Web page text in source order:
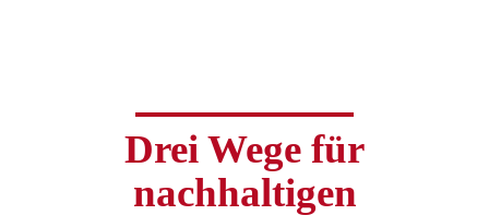
Drei Wege für
nachhaltigen